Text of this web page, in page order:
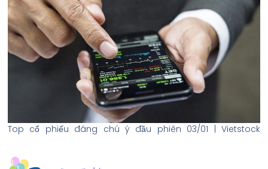
Top cổ phiếu đáng chú ý đầu phiên 03/01 | Vietstock